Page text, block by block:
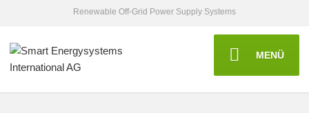
Renewable Off-Grid Power Supply Systems
MENÜ